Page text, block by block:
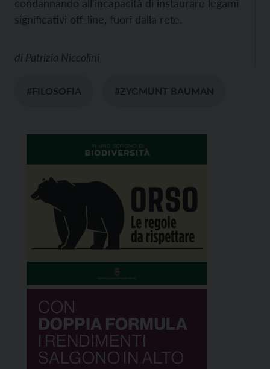
condannando all'incapacità di instaurare legami
significativi off-line, fuori dalla rete.
di Patrizia Niccolini
#FILOSOFIA #ZYGMUNT BAUMAN